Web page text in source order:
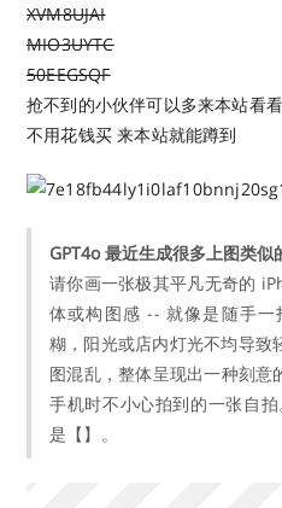
XVM8UJAI
MIO3UYTC
50EEGSQF
抢不到的小伙伴可以多来本站看
不用花钱买 来本站就能蹲到
GPT4o 最近生成很多上图类似
请你画一张极其平凡无奇的
体或构图感 -- 就像是随手
糊，阳光或店内灯光不均导致
图混乱，整体呈现出一种刻
手机时不小心拍到的一张自
是【】。